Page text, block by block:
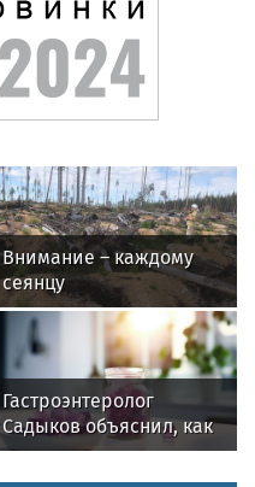
Внимание – каждому
сеянцу
Гастроэнтеролог
Садыков объяснил, как
сахар в рационе